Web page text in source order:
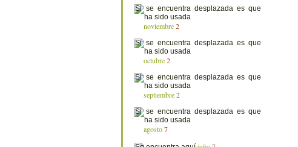
noviembre 2
octubre 2
septiembre 2
agosto 7